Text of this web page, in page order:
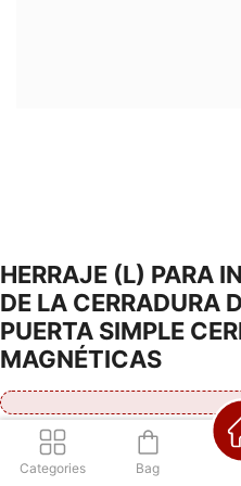
HERRAJE (L) PARA
DE LA CERRADURA
PUERTA SIMPLE
MAGNÉTICAS
Consultá por nuestra
Categories Bag